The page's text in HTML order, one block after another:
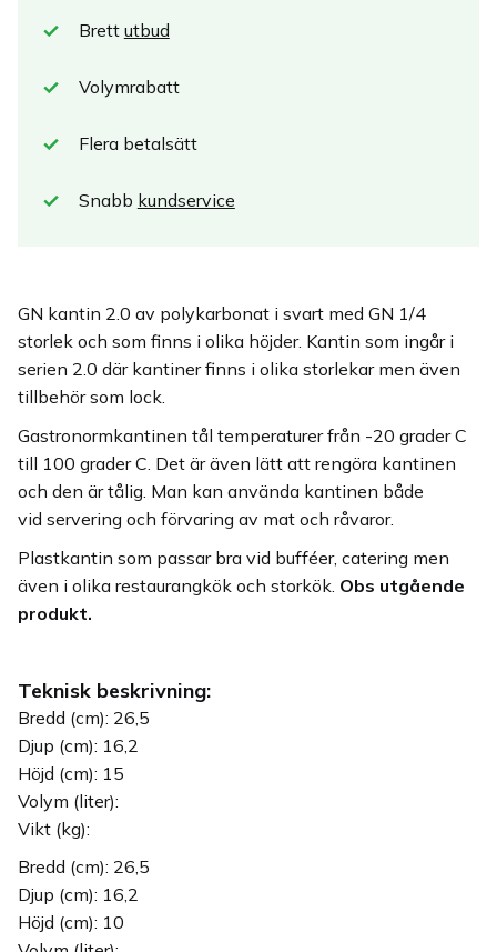
Brett utbud
Volymrabatt
Flera betalsätt
Snabb kundservice
GN kantin 2.0 av polykarbonat i svart med GN 1/4
storlek och som finns i olika höjder. Kantin som ingår i
serien 2.0 där kantiner finns i olika storlekar men även
tillbehör som lock.
Gastronormkantinen tål temperaturer från -20 grader C
till 100 grader C. Det är även lätt att rengöra kantinen
och den är tålig. Man kan använda kantinen både
vid servering och förvaring av mat och råvaror.
Plastkantin som passar bra vid bufféer, catering men
även i olika restaurangkök och storkök. Obs utgående
produkt.
Teknisk beskrivning:
Bredd (cm): 26,5
Djup (cm): 16,2
Höjd (cm): 15
Volym (liter):
Vikt (kg):
Bredd (cm): 26,5
Djup (cm): 16,2
Höjd (cm): 10